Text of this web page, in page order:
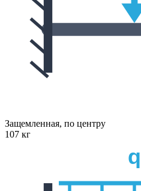
Защемленная, по центру
107 кг
q